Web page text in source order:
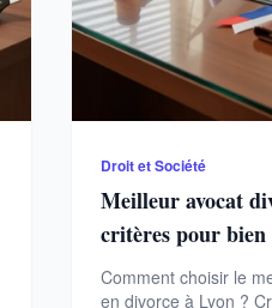
Droit et Société
Meilleur avocat
critères pour bien
Comment choisir le
en divorce à Lyon ?